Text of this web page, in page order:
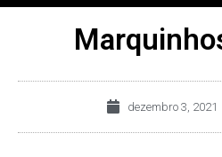
dezembro 3, 2021